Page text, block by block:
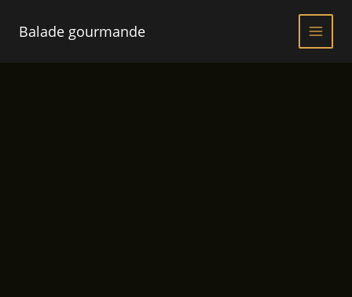
Balade gourmande